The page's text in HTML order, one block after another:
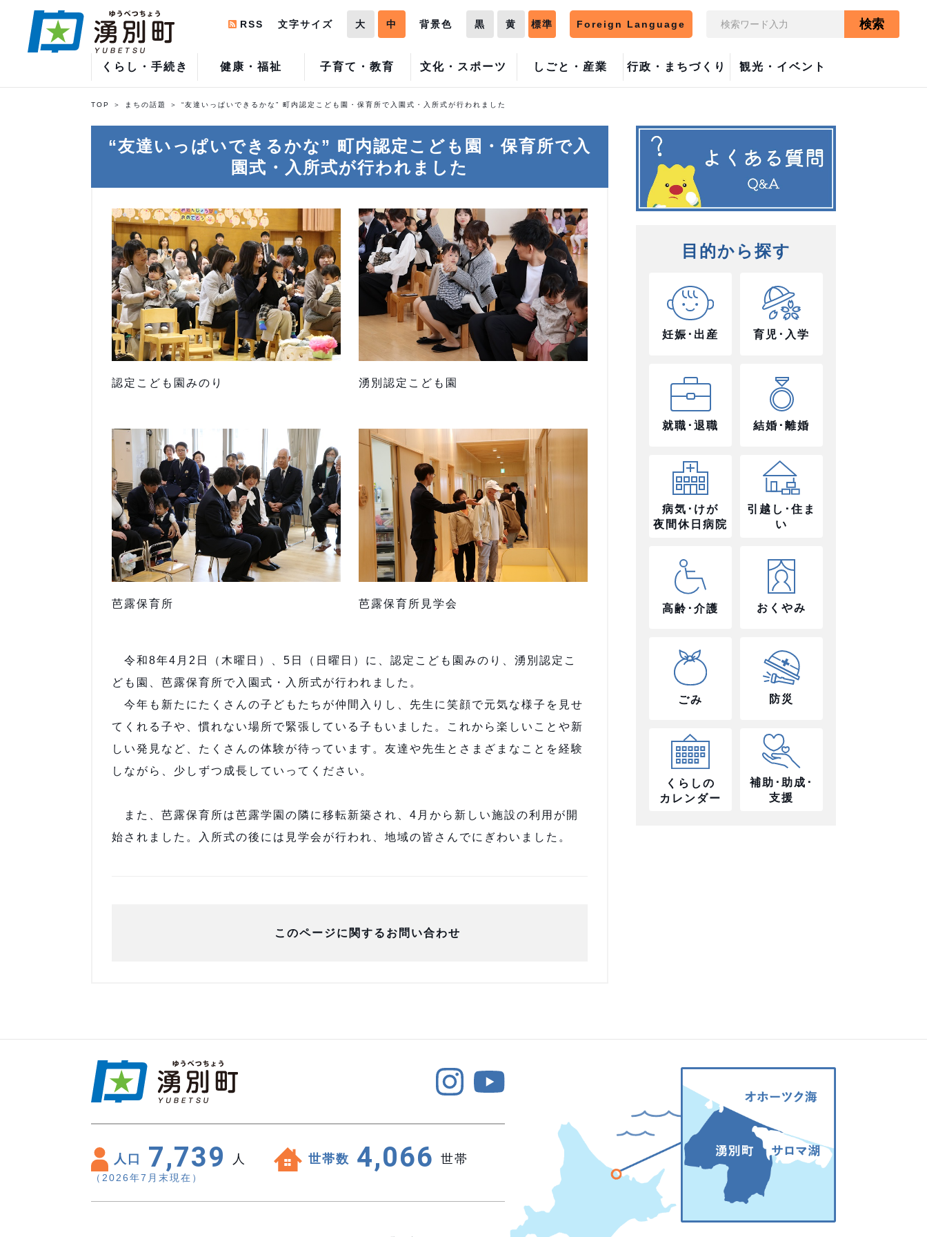
くらし・手続き 健康・福祉 子育て・教育 文化・スポーツ しごと・産業 行政・まちづくり 観光・イベント
RSS 文字サイズ 大 中 背景色 黒 黄 標準 Foreign Language 検索
TOP まちの話題 “友達いっぱいできるかな” 町内認定こども園・保育所で入園式・入所式が行われました
“友達いっぱいできるかな” 町内認定こども園・保育所で入
園式・入所式が行われました
認定こども園みのり 湧別認定こども園
芭露保育所 芭露保育所見学会
令和8年4月2日（木曜日）、5日（日曜日）に、認定こども園みのり、湧別認定こ
ども園、芭露保育所で入園式・入所式が行われました。
今年も新たにたくさんの子どもたちが仲間入りし、先生に笑顔で元気な様子を見せ
てくれる子や、慣れない場所で緊張している子もいました。これから楽しいことや新
しい発見など、たくさんの体験が待っています。友達や先生とさまざまなことを経験
しながら、少しずつ成長していってください。
また、芭露保育所は芭露学園の隣に移転新築され、4月から新しい施設の利用が開
始されました。入所式の後には見学会が行われ、地域の皆さんでにぎわいました。
このページに関するお問い合わせ
目的から探す
妊娠･出産 育児･入学
就職･退職 結婚･離婚
病気･けが
夜間休日病院
引越し･住ま
い
高齢･介護 おくやみ
ごみ 防災
くらしの
カレンダー
補助･助成･
支援
人口 7,739 人 世帯数 4,066 世帯
（2026年7月末現在）